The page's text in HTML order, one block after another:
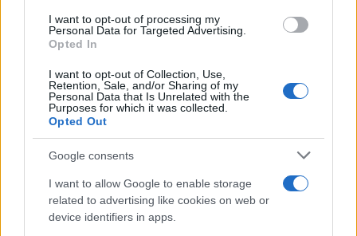
use your data for below specified purposes in below Google
consent section.
I want to opt-out of processing my
Personal Data for Targeted Advertising.
Opted In
I want to opt-out of Collection, Use,
Retention, Sale, and/or Sharing of my
Personal Data that Is Unrelated with the
Purposes for which it was collected.
Opted Out
Google consents
I want to allow Google to enable storage
related to advertising like cookies on web or
device identifiers in apps.
Tamajón se prepara para vivir diez días de
cultura, tradición y...
CCOO Castilla-La Mancha exige reforzar la
prevención frente al estrés térmico...